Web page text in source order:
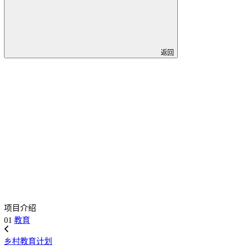
返回
项目介绍
01 教育
乡村教育计划